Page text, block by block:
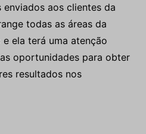
aos clientes da
todas as áreas da
ela terá uma atenção
oportunidades para obter
resultados nos